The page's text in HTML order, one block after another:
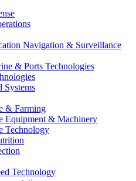
Navigation & Surveillance
& Ports Technologies
Systems
& Farming
Equipment & Machinery
Technology
Technology